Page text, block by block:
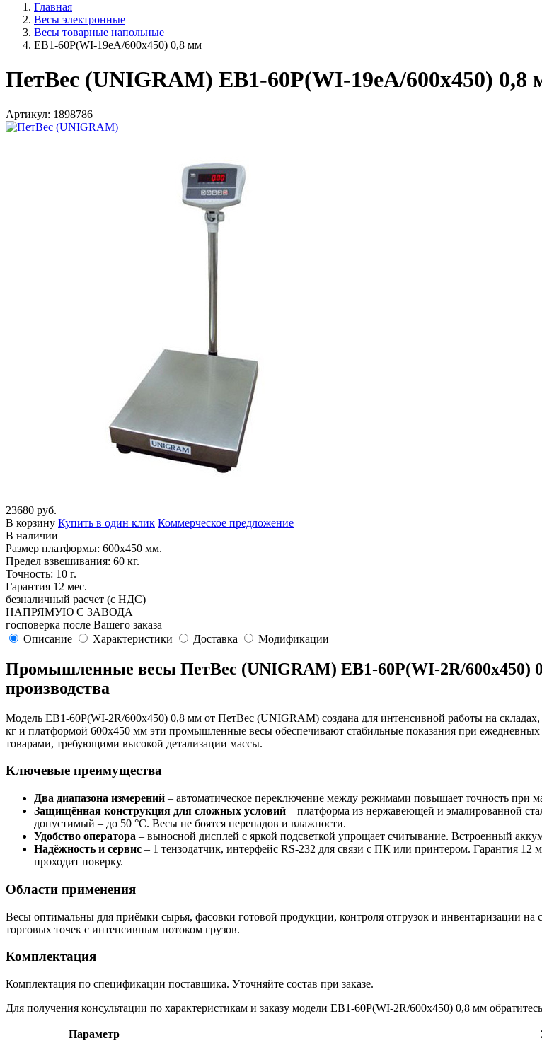
Главная
Весы электронные
Весы товарные напольные
ЕВ1-60P(WI-19eA/600х450) 0,8 мм
ПетВес (UNIGRAM) ЕВ1-60P(WI-19eA/600х450) 0,8
Артикул: 1898786
23680 руб.
В корзину Купить в один клик Коммерческое предложение
В наличии
Размер платформы: 600х450 мм.
Предел взвешивания: 60 кг.
Точность: 10 г.
Гарантия 12 мес.
безналичный расчет (с НДС)
НАПРЯМУЮ С ЗАВОДА
госповерка после Вашего заказа
Описание
Характеристики Доставка Модификации
Промышленные весы ПетВес (UNIGRAM) ЕВ1-60P(WI-2R/600х450)
производства
Модель ЕВ1-60P(WI-2R/600х450) 0,8 мм от ПетВес (UNIGRAM) создана для интенсивной работы на
кг и платформой 600х450 мм эти промышленные весы обеспечивают стабильные показания при ежедневных
товарами, требующими высокой детализации массы.
Ключевые преимущества
Два диапазона измерений – автоматическое переключение между режимами повышает точность при
Защищённая конструкция для сложных условий – платформа из нержавеющей и эмалированной
допустимый – до 50 °C. Весы не боятся перепадов и влажности.
Удобство оператора – выносной дисплей с яркой подсветкой упрощает считывание. Встроенный
Надёжность и сервис – 1 тензодатчик, интерфейс RS-232 для связи с ПК или принтером. Гарантия
проходит поверку.
Области применения
Весы оптимальны для приёмки сырья, фасовки готовой продукции, контроля отгрузок и инвентаризации на
торговых точек с интенсивным потоком грузов.
Комплектация
Комплектация по спецификации поставщика. Уточняйте состав при заказе.
Для получения консультации по характеристикам и заказу модели ЕВ1-60P(WI-2R/600х450) 0,8 мм
Параметр